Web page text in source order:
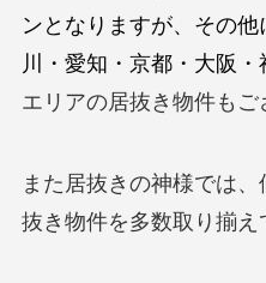
ンとなりますが、その
川・愛知・京都・大阪・
エリアの居抜き物件もご
また居抜きの神様では
抜き物件を多数取り揃え